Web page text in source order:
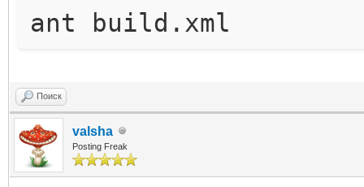
ant build.xml
Поиск
valsha
Posting Freak